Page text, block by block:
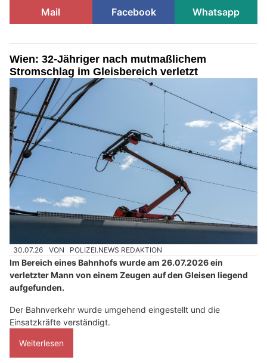
Mail
Facebook Whatsapp
Wien: 32-Jähriger nach mutmaßlichem
Stromschlag im Gleisbereich verletzt
30.07.26 VON POLIZEI.NEWS REDAKTION
Im Bereich eines Bahnhofs wurde am 26.07.2026 ein
verletzter Mann von einem Zeugen auf den Gleisen liegend
aufgefunden.
Der Bahnverkehr wurde umgehend eingestellt und die
Einsatzkräfte verständigt.
Weiterlesen